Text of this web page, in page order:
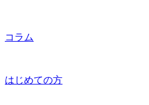
コラム
はじめての方